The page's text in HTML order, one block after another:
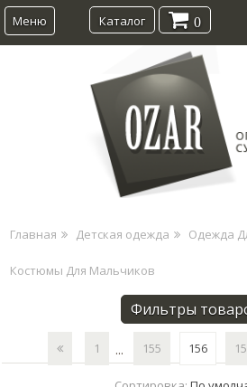
Меню Каталог 0
Главная Детская одежда Одежда
Костюмы Для Мальчиков
Фильтры
1 ... 155 156